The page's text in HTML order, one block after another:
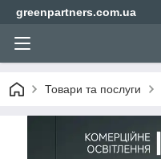
greenpartners.com.ua
Товари та послуги